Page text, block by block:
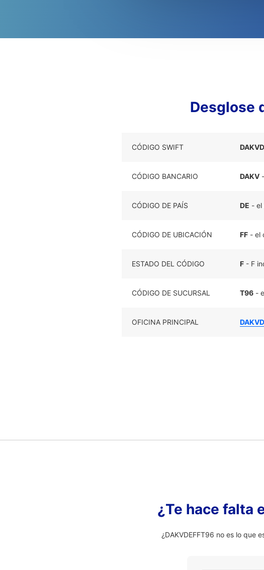
Desglose
CÓDIGO SWIFT
CÓDIGO BANCARIO DAKV
CÓDIGO DE PAÍS DE - el
CÓDIGO DE UBICACIÓN FF - el
ESTADO DEL CÓDIGO F - F
CÓDIGO DE SUCURSAL T96 -
OFICINA PRINCIPAL
¿Te hace falta
¿DAKVDEFFT96 no es lo que